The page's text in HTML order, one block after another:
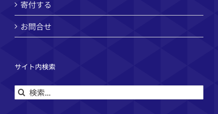
寄付する
お問合せ
サイト内検索
検
索